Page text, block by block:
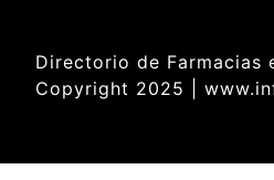
Directorio de Farmacias
Copyright 2025 |